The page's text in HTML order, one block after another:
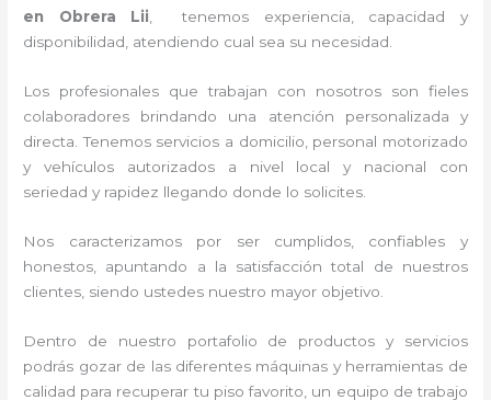
en Obrera Lii, tenemos experiencia, capacidad y
disponibilidad, atendiendo cual sea su necesidad.
Los profesionales que trabajan con nosotros son fieles
colaboradores brindando una atención personalizada y
directa. Tenemos servicios a domicilio, personal motorizado
y vehículos autorizados a nivel local y nacional con
seriedad y rapidez llegando donde lo solicites.
Nos caracterizamos por ser cumplidos, confiables y
honestos, apuntando a la satisfacción total de nuestros
clientes, siendo ustedes nuestro mayor objetivo.
Dentro de nuestro portafolio de productos y servicios
podrás gozar de las diferentes máquinas y herramientas de
calidad para recuperar tu piso favorito, un equipo de trabajo